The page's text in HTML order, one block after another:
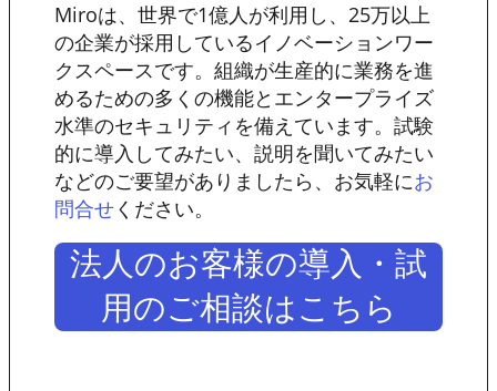
Miroは、世界で1億人が利用し、25万以上
の企業が採用しているイノベーションワー
クスペースです。組織が生産的に業務を進
めるための多くの機能とエンタープライズ
水準のセキュリティを備えています。試験
的に導入してみたい、説明を聞いてみたい
などのご要望がありましたら、お気軽にお
問合せください。
法人のお客様の導入・試
用のご相談はこちら